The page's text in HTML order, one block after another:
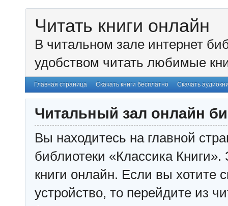
Читать книги онлайн
В читальном зале интернет
удобством читать любимые
Главная страница Скачать книги бесплатно Скачать
Читальный зал онлайн
Вы находитесь на главной
библиотеки «Классика
книги онлайн. Если вы хотите
устройство, то перейдите из